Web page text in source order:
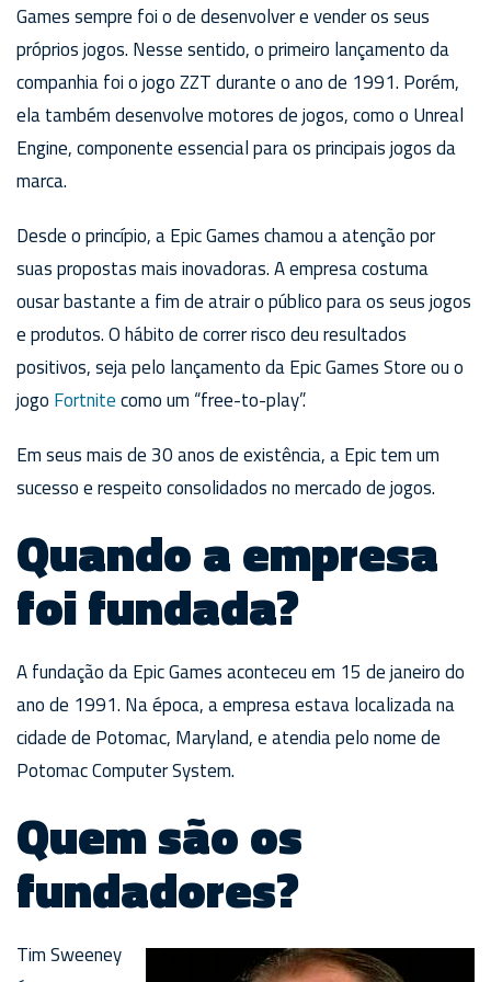
Games sempre foi o de desenvolver e vender os seus
próprios jogos. Nesse sentido, o primeiro lançamento da
companhia foi o jogo ZZT durante o ano de 1991. Porém,
ela também desenvolve motores de jogos, como o Unreal
Engine, componente essencial para os principais jogos da
marca.
Desde o princípio, a Epic Games chamou a atenção por
suas propostas mais inovadoras. A empresa costuma
ousar bastante a fim de atrair o público para os seus jogos
e produtos. O hábito de correr risco deu resultados
positivos, seja pelo lançamento da Epic Games Store ou o
jogo Fortnitecomo um “free-to-play”.
Em seus mais de 30 anos de existência, a Epic tem um
sucesso e respeito consolidados no mercado de jogos.
Quando a empresa
foi fundada?
A fundação da Epic Games aconteceu em 15 de janeiro do
ano de 1991. Na época, a empresa estava localizada na
cidade de Potomac, Maryland, e atendia pelo nome de
Potomac Computer System.
Quem são os
fundadores?
Tim Sweeney